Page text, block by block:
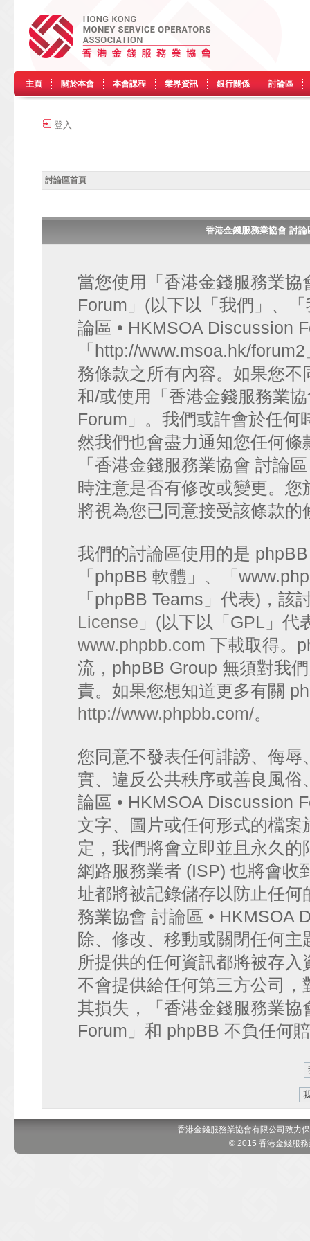
主頁 關於本會 本會課程 業界資訊 銀行關係 討論區
登入
討論區首頁
香港金錢服務業協會 討
當您使用「香港金錢服務業
Forum」(以下以「我們」、
論區 • HKMSOA Discussion
「http://www.msoa.hk/
務條款之所有內容。如果您
和/或使用「香港金錢服務業
Forum」。我們或許會於任何
然我們也會盡力通知您任何
「香港金錢服務業協會 討論
時注意是否有修改或變更。
將視為您已同意接受該條款的
我們的討論區使用的是
「phpBB 軟體」、「
「phpBB Teams」代表)，該
License 」(以下以「GPL」代
www.phpbb.com 下載取得。
流，phpBB Group 無須對我
責。如果您想知道更多有關
http://www.phpbb.com/。
您同意不發表任何誹謗、侮
實、違反公共秩序或善良風
論區 • HKMSOA Discussion
文字、圖片或任何形式的檔
定，我們將會立即並且永久
網路服務業者 (ISP) 也將會收
址都將被記錄儲存以防止任
務業協會 討論區 • HKMSOA
除、修改、移動或關閉任何
所提供的任何資訊都將被存
不會提供給任何第三方公司
其損失，「香港金錢服務業
Forum」和 phpBB 不負任何
香港金錢服務業協會有限公司致力
© 2015 香港金錢服